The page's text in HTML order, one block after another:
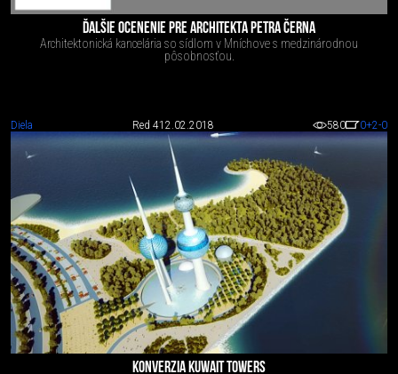
ĎALŠIE OCENENIE PRE ARCHITEKTA PETRA ČERNA
Architektonická kancelária so sídlom v Mníchove s medzinárodnou
pôsobnosťou.
Diela Red 412.02.2018 580 0+2-0
KONVERZIA KUWAIT TOWERS